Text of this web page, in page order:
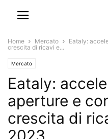
Home Mercato
Eataly:
crescita di ricavi e...
Mercato
Eataly:
aperture e
crescita di